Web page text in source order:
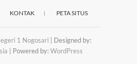
KONTAK PETA SITUS
1 Nogosari | Designed by:
| Powered by:WordPress